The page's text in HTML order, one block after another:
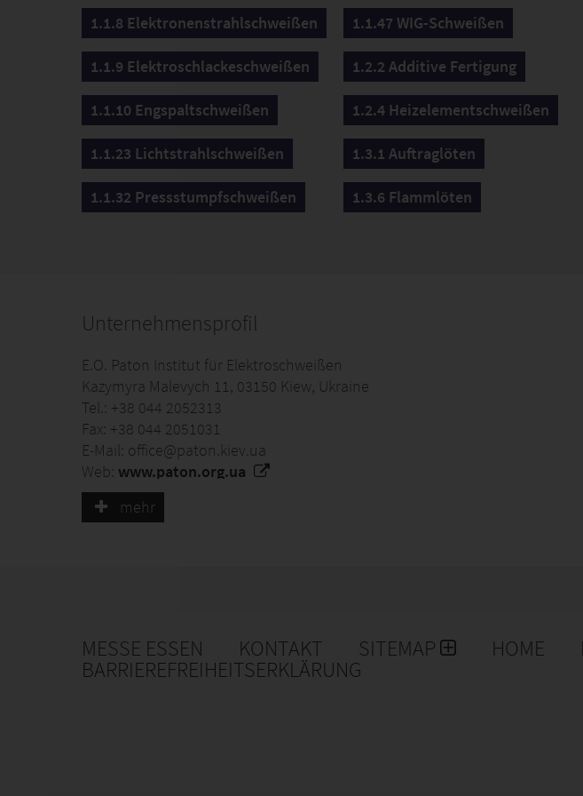
1.1.8 Elektronenstrahlschweißen
1.1.9 Elektroschlackeschweißen
1.1.10 Engspaltschweißen
1.1.23 Lichtstrahlschweißen
1.1.32 Pressstumpfschweißen
1.1.47 WIG-Schweißen
1.2.2 Additive Fertigung
1.2.4 Heizelementschweißen
1.3.1 Auftraglöten
1.3.6 Flammlöten
Unternehmensprofil
E.O. Paton Institut für Elektroschweißen
Kazymyra Malevych 11, 03150 Kiew, Ukraine
Tel.: +38 044 2052313
Fax: +38 044 2051031
E-Mail: office@paton.kiev.ua
Web: www.paton.org.ua
Das Paton-Institut ist das weltweit größte F&E-Zentrum im Bereich NMP,
mehr
MESSE ESSEN KONTAKT SITEMAP HOME
BARRIEREFREIHEITSERKLÄRUNG